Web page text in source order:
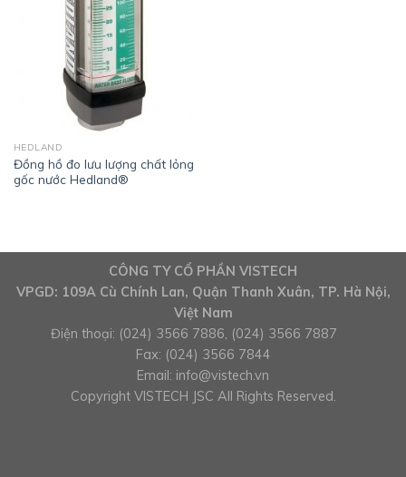
HEDLAND
Đồng hồ đo lưu lượng chất lỏng
gốc nước Hedland®
CÔNG TY CỔ PHẦN VISTECH
VPGD: 109A Cù Chính Lan, Quận Thanh Xuân, TP. Hà Nội,
Việt Nam
Điện thoại: (024) 3566 7886, (024) 3566 7887
Fax: (024) 3566 7844
Email: info@vistech.vn
Copyright VISTECH JSC All Rights Reserved.